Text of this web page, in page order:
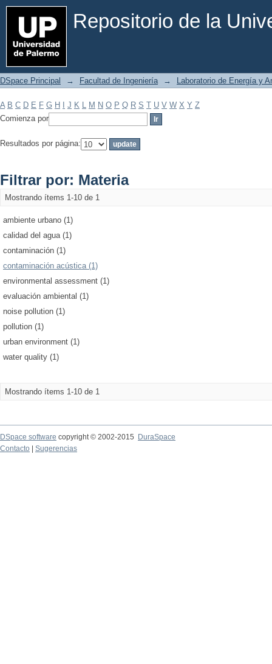
Repositorio de la
Filtrar por: Materia
DSpace Principal → Facultad de Ingeniería → Laboratorio de Energía y
A B C D E F G H J K L M N O P Q R S T U V W X Y Z
Comienza por
Resultados por página:
Filtrar por: Materia
Mostrando ítems 1-10 de 1
ambiente urbano (1)
calidad del agua (1)
contaminación (1)
contaminación acústica (1)
environmental assessment (1)
evaluación ambiental (1)
noise pollution (1)
pollution (1)
urban environment (1)
water quality (1)
Mostrando ítems 1-10 de 1
DSpace software copyright © 2002-2015
DuraSpace
Contacto
Sugerencias